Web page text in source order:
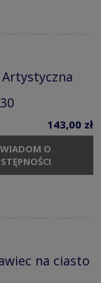
143,00 zł
O
na ciasto